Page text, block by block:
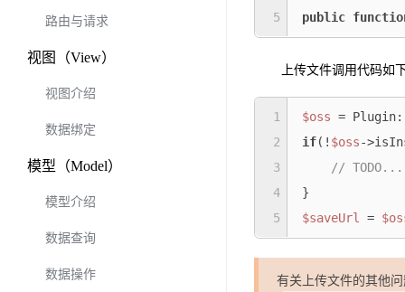
路由与请求
视图（View）
视图介绍
数据绑定
模型（Model）
模型介绍
数据查询
数据操作
public
5
上传文件调用代码如
$oss =
if(! $oss-
// TODO...
$saveUrl
=
1
2
3
4
5
有关上传文件的其他